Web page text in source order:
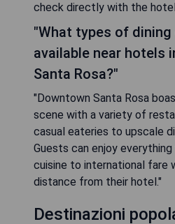
check directly with the
"What types of
available near hotels
Santa Rosa?"
"Downtown Santa Rosa
scene with a variety of
casual eateries to upscale
Guests can enjoy
cuisine to international fare
distance from their hotel."
Destinazioni